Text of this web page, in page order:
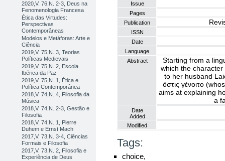
2020,V. 76,N. 2-3, Deus na
Fenomenologia Francesa
Ética das Virtudes:
Perspectivas
Contemporâneas
Modelos e Metáforas: Arte e
Ciência
2019,V. 75,N. 3, Teorias
Políticas Medievais
2019,V. 75,N. 2, Escola
Ibérica da Paz
2019,V. 75,N. 1, Ética e
Política Contemporânea
2018,V. 74,N. 4, Filosofia da
Música
2018,V. 74,N. 2-3, Gestão e
Filosofia
2018,V. 74,N. 1, Pierre
Duhem e Ernst Mach
2017,V. 73,N. 3-4, Ciências
Formais e Filosofia
2017,V. 73,N. 2, Filosofia e
Experiência de Deus
Issue
Pages
Publication
ISSN
Date
Language
Abstract
Starting from a
which the
to her husband
ὅστις γένοιτo
aims at explaining
a
Date
Added
Modified
Tags:
choice,